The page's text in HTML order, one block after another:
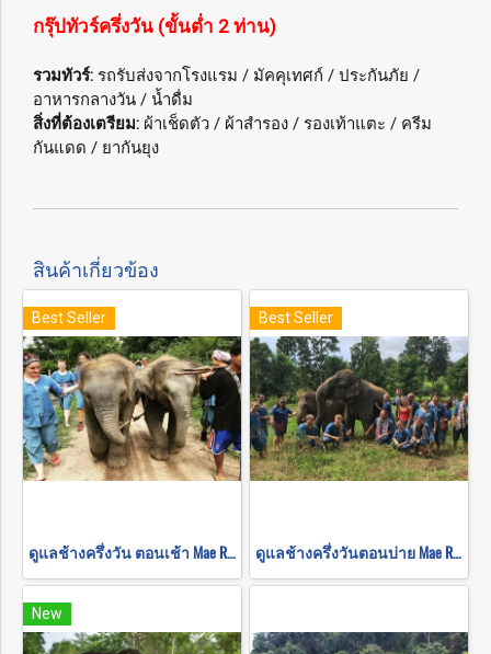
กรุ๊ปทัวร์ครึ่งวัน (ขั้นต่ำ 2 ท่าน)
รวมทัวร์: รถรับส่งจากโรงแรม / มัคคุเทศก์ / ประกันภัย /
อาหารกลางวัน / น้ำดื่ม
สิ่งที่ต้องเตรียม: ผ้าเช็ดตัว / ผ้าสำรอง / รองเท้าแตะ / ครีม
กันแดด / ยากันยุง
สินค้าเกี่ยวข้อง
Best Seller
ดูแลช้างครึ่งวัน ตอนเช้า Mae Rim Elephant Sanctuary
Best Seller
ดูแลช้างครึ่งวันตอนบ่าย Mae Rim Elephant Sanctuary
New